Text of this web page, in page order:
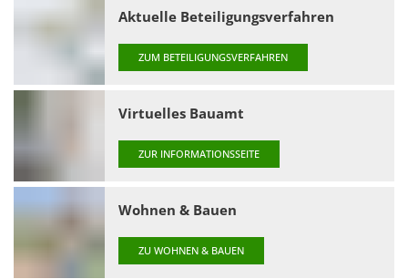
Aktuelle Beteiligungsverfahren
ZUM BETEILIGUNGSVERFAHREN
Virtuelles Bauamt
ZUR INFORMATIONSSEITE
Wohnen & Bauen
ZU WOHNEN & BAUEN